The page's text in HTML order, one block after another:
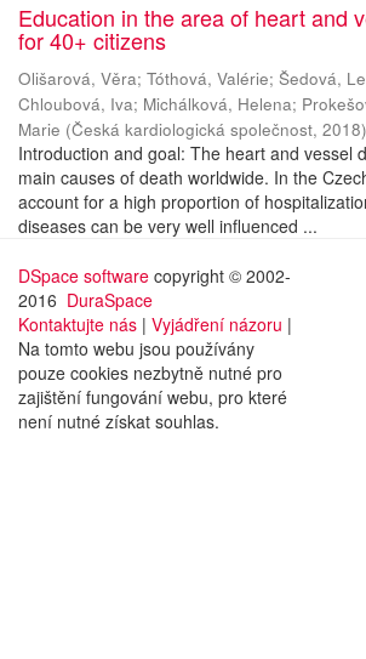
Education in the area of heart and
for 40+ citizens
Olišarová, Věra; Tóthová, Valérie; Šedová,
Chloubová, Iva; Michálková, Helena;
Marie (Česká kardiologická společnost, 2018)
Introduction and goal: The heart and vessel
main causes of death worldwide. In the
account for a high proportion of
diseases can be very well influenced ...
DSpace software copyright © 2002-
2016 DuraSpace
Kontaktujte nás | Vyjádření názoru |
Na tomto webu jsou používány
pouze cookies nezbytně nutné pro
zajištění fungování webu, pro které
není nutné získat souhlas.